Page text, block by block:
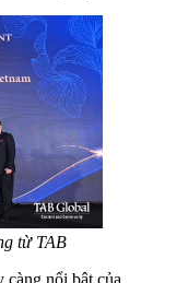
từ TAB
càng nổi bật của